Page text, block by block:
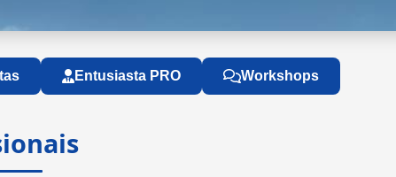
Entusiasta PRO Workshops